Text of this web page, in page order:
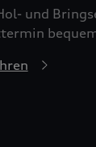
und